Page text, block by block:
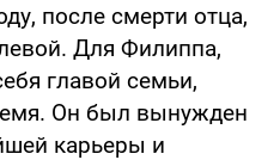
после смерти отца,
Для Филиппа,
главой семьи,
Он был вынужден
карьеры и